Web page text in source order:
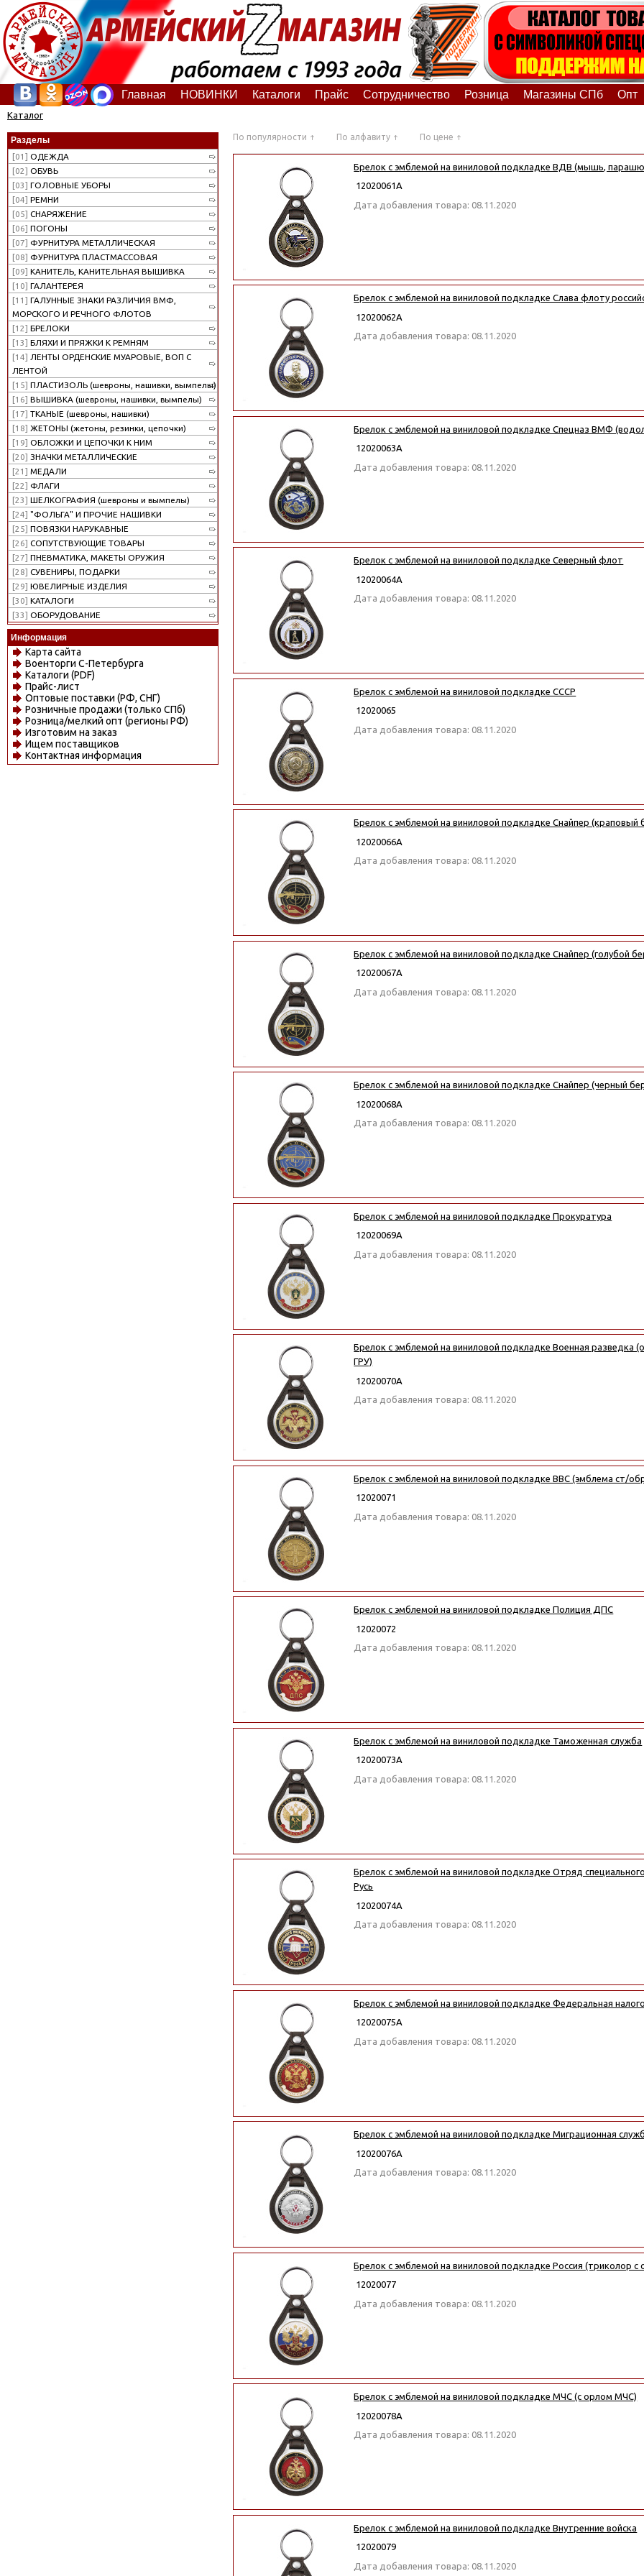
Главная НОВИНКИ Каталоги Прайс Сотрудничество Розница Магазины СПб Опт
Каталог
Разделы
[01] ОДЕЖДА
[02] ОБУВЬ
[03] ГОЛОВНЫЕ УБОРЫ
[04] РЕМНИ
[05] СНАРЯЖЕНИЕ
[06] ПОГОНЫ
[07] ФУРНИТУРА МЕТАЛЛИЧЕСКАЯ
[08] ФУРНИТУРА ПЛАСТМАССОВАЯ
[09] КАНИТЕЛЬ, КАНИТЕЛЬНАЯ ВЫШИВКА
[10] ГАЛАНТЕРЕЯ
[11] ГАЛУННЫЕ ЗНАКИ РАЗЛИЧИЯ ВМФ,
МОРСКОГО И РЕЧНОГО ФЛОТОВ
[12] БРЕЛОКИ
[13] БЛЯХИ И ПРЯЖКИ К РЕМНЯМ
[14] ЛЕНТЫ ОРДЕНСКИЕ МУАРОВЫЕ, ВОП С
ЛЕНТОЙ
[15] ПЛАСТИЗОЛЬ (шевроны, нашивки, вымпелы)
[16] ВЫШИВКА (шевроны, нашивки, вымпелы)
[17] ТКАНЫЕ (шевроны, нашивки)
[18] ЖЕТОНЫ (жетоны, резинки, цепочки)
[19] ОБЛОЖКИ И ЦЕПОЧКИ К НИМ
[20] ЗНАЧКИ МЕТАЛЛИЧЕСКИЕ
[21] МЕДАЛИ
[22] ФЛАГИ
[23] ШЕЛКОГРАФИЯ (шевроны и вымпелы)
[24] "ФОЛЬГА" И ПРОЧИЕ НАШИВКИ
[25] ПОВЯЗКИ НАРУКАВНЫЕ
[26] СОПУТСТВУЮЩИЕ ТОВАРЫ
[27] ПНЕВМАТИКА, МАКЕТЫ ОРУЖИЯ
[28] СУВЕНИРЫ, ПОДАРКИ
[29] ЮВЕЛИРНЫЕ ИЗДЕЛИЯ
[30] КАТАЛОГИ
[33] ОБОРУДОВАНИЕ
Информация
Карта сайта
Военторги С-Петербурга
Каталоги (PDF)
Прайс-лист
Оптовые поставки (РФ, СНГ)
Розничные продажи (только СПб)
Розница/мелкий опт (регионы РФ)
Изготовим на заказ
Ищем поставщиков
Контактная информация
По популярности По алфавиту По цене
Брелок с эмблемой на виниловой подкладке ВДВ (мышь,
12020061А
Дата добавления товара: 08.11.2020
Брелок с эмблемой на виниловой подкладке Слава флоту
12020062А
Дата добавления товара: 08.11.2020
Брелок с эмблемой на виниловой подкладке Спецназ ВМФ
12020063А
Дата добавления товара: 08.11.2020
Брелок с эмблемой на виниловой подкладке Северный флот
12020064А
Дата добавления товара: 08.11.2020
Брелок с эмблемой на виниловой подкладке СССР
12020065
Дата добавления товара: 08.11.2020
Брелок с эмблемой на виниловой подкладке Снайпер (краповый
12020066А
Дата добавления товара: 08.11.2020
Брелок с эмблемой на виниловой подкладке Снайпер (голубой
12020067А
Дата добавления товара: 08.11.2020
Брелок с эмблемой на виниловой подкладке Снайпер (черный
12020068А
Дата добавления товара: 08.11.2020
Брелок с эмблемой на виниловой подкладке Прокуратура
12020069А
Дата добавления товара: 08.11.2020
Брелок с эмблемой на виниловой подкладке Военная разведка
ГРУ)
12020070А
Дата добавления товара: 08.11.2020
Брелок с эмблемой на виниловой подкладке ВВС (эмблема ст/
12020071
Дата добавления товара: 08.11.2020
Брелок с эмблемой на виниловой подкладке Полиция ДПС
12020072
Дата добавления товара: 08.11.2020
Брелок с эмблемой на виниловой подкладке Таможенная служба
12020073А
Дата добавления товара: 08.11.2020
Брелок с эмблемой на виниловой подкладке Отряд
Русь
12020074А
Дата добавления товара: 08.11.2020
Брелок с эмблемой на виниловой подкладке Федеральная
12020075А
Дата добавления товара: 08.11.2020
Брелок с эмблемой на виниловой подкладке Миграционная
12020076А
Дата добавления товара: 08.11.2020
Брелок с эмблемой на виниловой подкладке Россия (триколор
12020077
Дата добавления товара: 08.11.2020
Брелок с эмблемой на виниловой подкладке МЧС (с орлом МЧС)
12020078А
Дата добавления товара: 08.11.2020
Брелок с эмблемой на виниловой подкладке Внутренние войска
12020079
Дата добавления товара: 08.11.2020